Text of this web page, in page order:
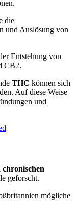
die
und Auslösung von
Entstehung von
CB2.
THC können sich
Auf diese Weise
und
chronischen
geforscht.
mögliche